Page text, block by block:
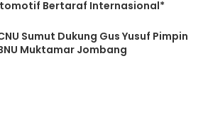
Bertaraf Internasional*
Sumut Dukung Gus Yusuf Pimpin
Muktamar Jombang